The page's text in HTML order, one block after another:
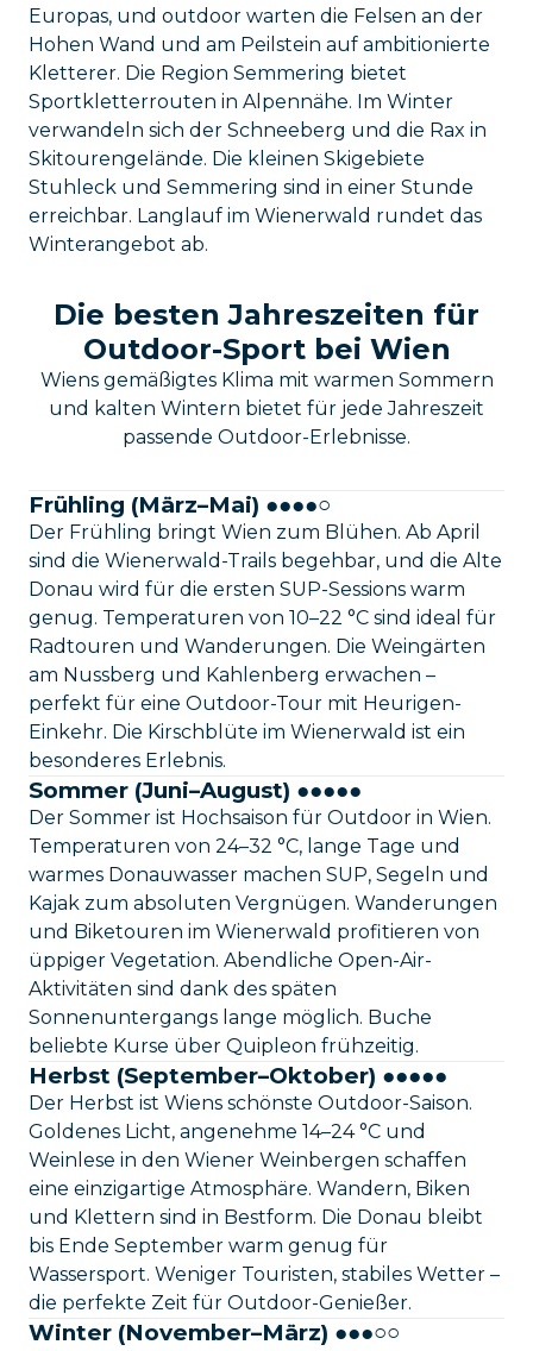
Europas, und outdoor warten die Felsen an der
Hohen Wand und am Peilstein auf ambitionierte
Kletterer. Die Region Semmering bietet
Sportkletterrouten in Alpennähe. Im Winter
verwandeln sich der Schneeberg und die Rax in
Skitourengelände. Die kleinen Skigebiete
Stuhleck und Semmering sind in einer Stunde
erreichbar. Langlauf im Wienerwald rundet das
Winterangebot ab.
Die besten Jahreszeiten für
Outdoor-Sport bei Wien
Wiens gemäßigtes Klima mit warmen Sommern
und kalten Wintern bietet für jede Jahreszeit
passende Outdoor-Erlebnisse.
Frühling (März–Mai) ●●●●○
Der Frühling bringt Wien zum Blühen. Ab April
sind die Wienerwald-Trails begehbar, und die Alte
Donau wird für die ersten SUP-Sessions warm
genug. Temperaturen von 10–22 °C sind ideal für
Radtouren und Wanderungen. Die Weingärten
am Nussberg und Kahlenberg erwachen –
perfekt für eine Outdoor-Tour mit Heurigen-
Einkehr. Die Kirschblüte im Wienerwald ist ein
besonderes Erlebnis.
Sommer (Juni–August) ●●●●●
Der Sommer ist Hochsaison für Outdoor in Wien.
Temperaturen von 24–32 °C, lange Tage und
warmes Donauwasser machen SUP, Segeln und
Kajak zum absoluten Vergnügen. Wanderungen
und Biketouren im Wienerwald profitieren von
üppiger Vegetation. Abendliche Open-Air-
Aktivitäten sind dank des späten
Sonnenuntergangs lange möglich. Buche
beliebte Kurse über Quipleon frühzeitig.
Herbst (September–Oktober) ●●●●●
Der Herbst ist Wiens schönste Outdoor-Saison.
Goldenes Licht, angenehme 14–24 °C und
Weinlese in den Wiener Weinbergen schaffen
eine einzigartige Atmosphäre. Wandern, Biken
und Klettern sind in Bestform. Die Donau bleibt
bis Ende September warm genug für
Wassersport. Weniger Touristen, stabiles Wetter –
die perfekte Zeit für Outdoor-Genießer.
Winter (November–März) ●●●○○